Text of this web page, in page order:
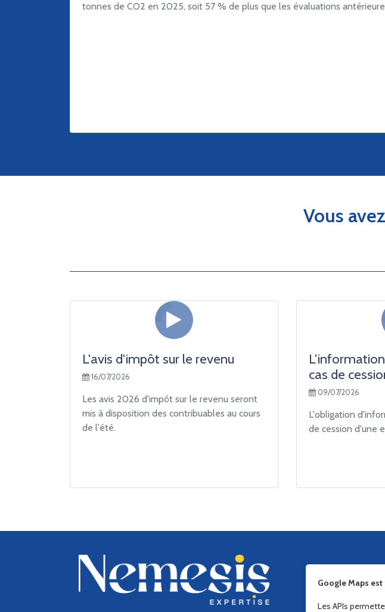
tonnes de CO2 en 2025, soit 57 % de plus que les évaluations
Vous
L'avis d'impôt sur le revenu
16/07/2026
Les avis 2026 d'impôt sur le revenu seront
mis à disposition des contribuables au cours
de l'été.
cas de
09/07/2026
L'obligation
de cession d'une
Google Maps
Les APIs